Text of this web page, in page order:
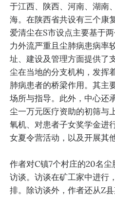
于江西、陕西、河南、湖南
海。在陕西省共设有三个康
爱清尘在S市设点主要基于
力外流严重且尘肺病患病率
址、建设及管理方面提供了
尘在当地的分支机构，发挥
肺病患者的桥梁作用。其主
场所与指导。此外，中心还
尘一万元医疗资助的初筛与
氧机、对患者子女奖学金进
女夏令营活动，以及开展其
作者对C镇7个村庄的20名尘
访谈。访谈在矿工家中进行
排。除访谈外，作者还从Z